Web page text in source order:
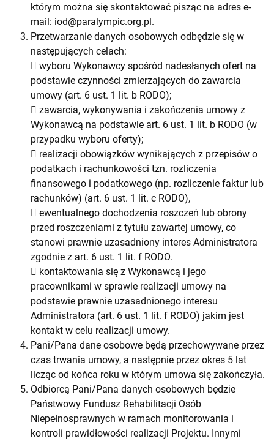
którym można się skontaktować pisząc na adres e-
mail: iod@paralympic.org.pl.
Przetwarzanie danych osobowych odbędzie się w
następujących celach:
 wyboru Wykonawcy spośród nadesłanych ofert na
podstawie czynności zmierzających do zawarcia
umowy (art. 6 ust. 1 lit. b RODO);
 zawarcia, wykonywania i zakończenia umowy z
Wykonawcą na podstawie art. 6 ust. 1 lit. b RODO (w
przypadku wyboru oferty);
 realizacji obowiązków wynikających z przepisów o
podatkach i rachunkowości tzn. rozliczenia
finansowego i podatkowego (np. rozliczenie faktur lub
rachunków) (art. 6 ust. 1 lit. c RODO),
 ewentualnego dochodzenia roszczeń lub obrony
przed roszczeniami z tytułu zawartej umowy, co
stanowi prawnie uzasadniony interes Administratora
zgodnie z art. 6 ust. 1 lit. f RODO.
 kontaktowania się z Wykonawcą i jego
pracownikami w sprawie realizacji umowy na
podstawie prawnie uzasadnionego interesu
Administratora (art. 6 ust. 1 lit. f RODO) jakim jest
kontakt w celu realizacji umowy.
Pani/Pana dane osobowe będą przechowywane przez
czas trwania umowy, a następnie przez okres 5 lat
licząc od końca roku w którym umowa się zakończyła.
Odbiorcą Pani/Pana danych osobowych będzie
Państwowy Fundusz Rehabilitacji Osób
Niepełnosprawnych w ramach monitorowania i
kontroli prawidłowości realizacji Projektu. Innymi